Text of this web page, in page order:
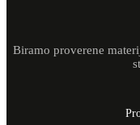
Biramo proverene